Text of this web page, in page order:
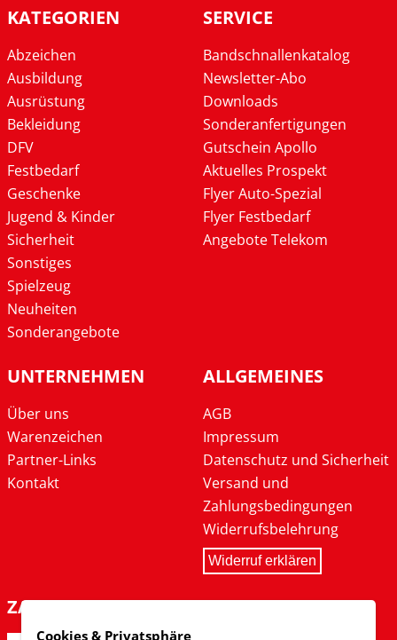
KATEGORIEN
Abzeichen
Ausbildung
Ausrüstung
Bekleidung
DFV
Festbedarf
Geschenke
Jugend & Kinder
Sicherheit
Sonstiges
Spielzeug
Neuheiten
Sonderangebote
SERVICE
Bandschnallenkatalog
Newsletter-Abo
Downloads
Sonderanfertigungen
Gutschein Apollo
Aktuelles Prospekt
Flyer Auto-Spezial
Flyer Festbedarf
Angebote Telekom
UNTERNEHMEN
Über uns
Warenzeichen
Partner-Links
Kontakt
ALLGEMEINES
AGB
Impressum
Datenschutz und Sicherheit
Versand und
Zahlungsbedingungen
Widerrufsbelehrung
Widerruf erklären
ZAHLARTEN
Cookies & Privatsphäre